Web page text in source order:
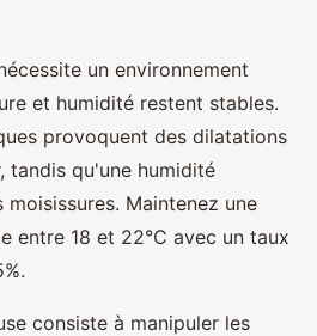
un environnement
et humidité restent stables.
provoquent des dilatations
tandis qu'une humidité
Maintenez une
entre 18 et 22°C avec un taux
consiste à manipuler les